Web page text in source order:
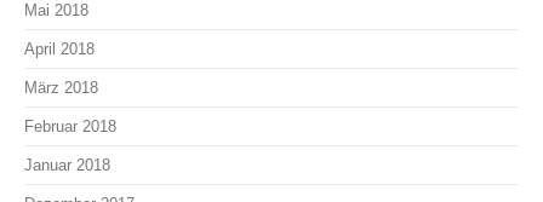
Mai 2018
April 2018
März 2018
Februar 2018
Januar 2018